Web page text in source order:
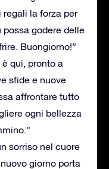
regali la forza per
godere delle
Buongiorno!”
qui, pronto a
sfide e nuove
affrontare tutto
ogni bellezza
sorriso nel cuore
giorno porta